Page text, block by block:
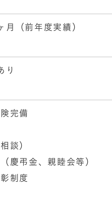
（前年度実績）
り
完備
談）
慶弔金、親睦会等）
制度